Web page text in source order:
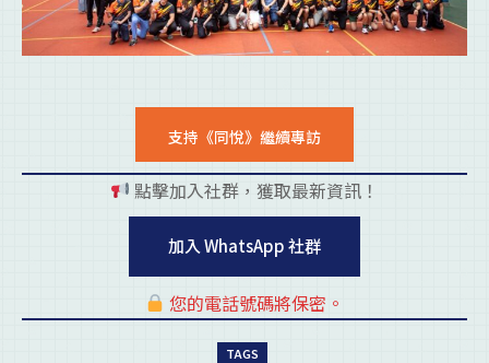
支持《同悅》繼續專訪
點擊加入社群，獲取最新資訊！
加入 WhatsApp 社群
您的電話號碼將保密。
TAGS